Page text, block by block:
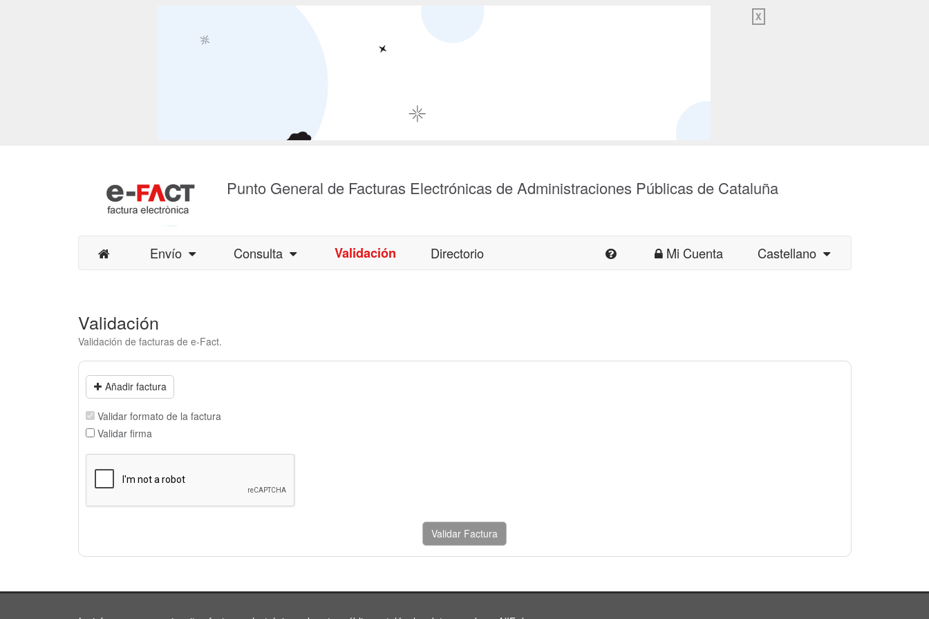
X
Punto General de Facturas Electrónicas de Administraciones Públicas de Cataluña
Envío Consulta Validación Directorio Mi Cuenta Castellano
Validación
Validación de facturas de e-Fact.
Añadir factura
Validar formato de la factura
Validar firma
Validar Factura